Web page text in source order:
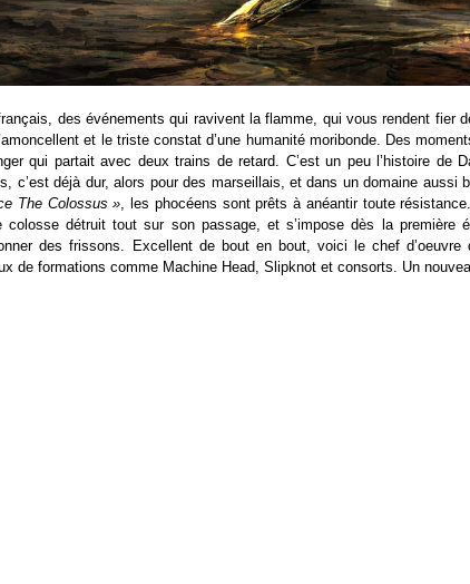
des événements qui ravivent la flamme, qui vous rendent fier
et le triste constat d’une humanité moribonde. Des
qui partait avec deux trains de retard. C’est un peu l’histoire de
c’est déjà dur, alors pour des marseillais, et dans un domaine aussi
The Colossus » , les phocéens sont prêts à anéantir toute
détruit tout sur son passage, et s’impose dès la première
des frissons. Excellent de bout en bout, voici le chef
de formations comme Machine Head, Slipknot et consorts. Un